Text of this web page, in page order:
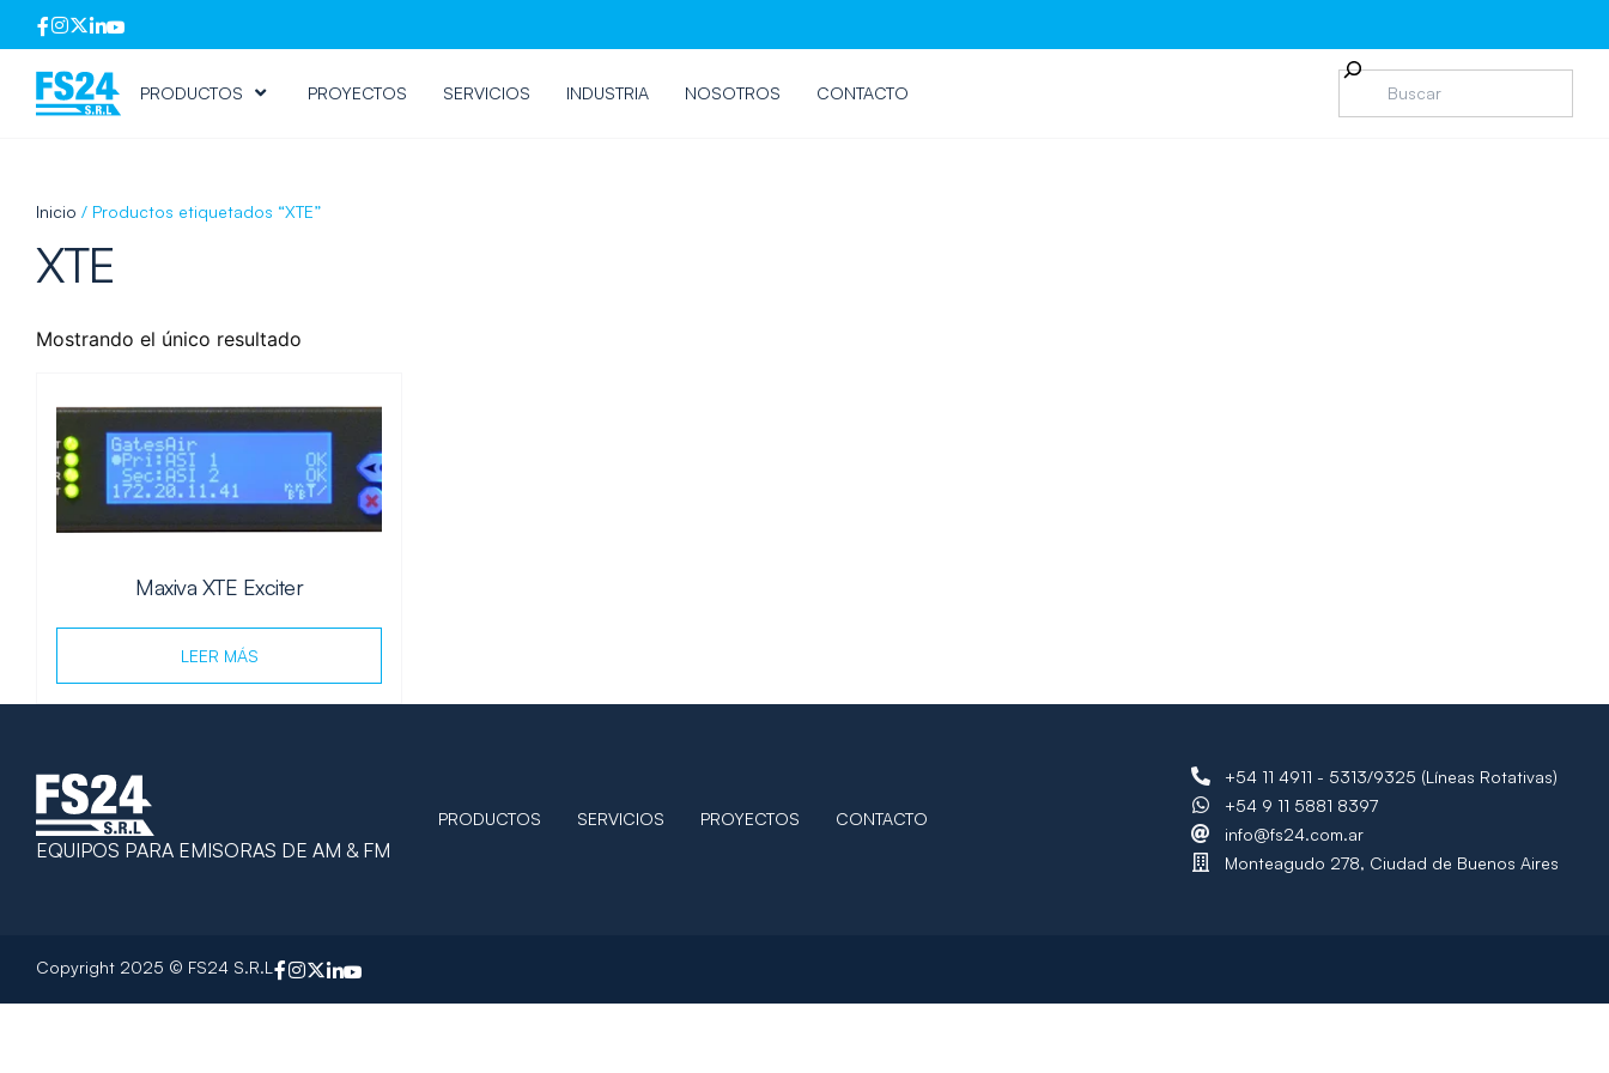
PRODUCTOS PROYECTOS SERVICIOS INDUSTRIA NOSOTROS CONTACTO
Inicio / Productos etiquetados “XTE”
XTE
Mostrando el único resultado
Maxiva XTE Exciter
LEER MÁS
EQUIPOS PARA EMISORAS DE AM & FM
PRODUCTOS SERVICIOS PROYECTOS CONTACTO
+54 11 4911 - 5313/9325 (Líneas Rotativas)
+54 9 11 5881 8397
info@fs24.com.ar
Monteagudo 278, Ciudad de Buenos Aires
Copyright 2025 © FS24 S.R.L